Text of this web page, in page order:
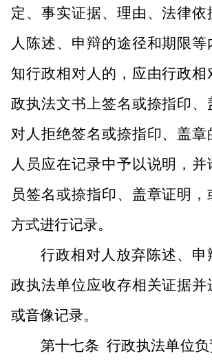
定、事实证据、理由、法律
人陈述、申辩的途径和期限
知行政相对人的，应由行政
政执法文书上签名或捺指印、
对人拒绝签名或捺指印、盖章
人员应在记录中予以说明，并
员签名或捺指印、盖章证明
方式进行记录。
行政相对人放弃陈述、申
政执法单位应收存相关证据并
或音像记录。
第十七条 行政执法单位